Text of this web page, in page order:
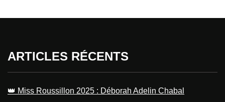
ARTICLES RÉCENTS
👑 Miss Roussillon 2025 : Déborah Adelin Chabal